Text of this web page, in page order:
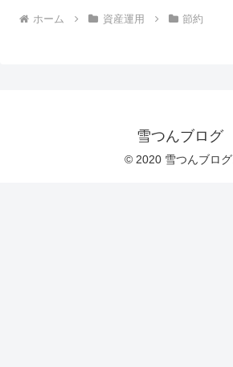
ホーム 資産運用 節約
雪つんブログ
© 2020 雪つんブログ.